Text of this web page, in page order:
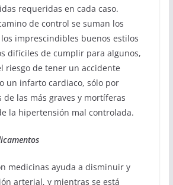
requeridas en cada caso.
de control se suman los
imprescindibles buenos estilos
difíciles de cumplir para algunos,
riesgo de tener un accidente
un infarto cardiaco, sólo por
las más graves y mortíferas
la hipertensión mal controlada.
medicinas ayuda a disminuir y
arterial, y mientras se está